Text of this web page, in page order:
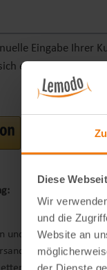
Diese
Wir
und die
Website an
Eingabe Ihrer
einfach mit Ihrem
und Einstellungen.